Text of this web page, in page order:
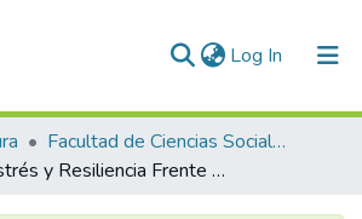
Log In (current)
Facultad de Ciencias Sociales y Humanidades
Estrés y Resiliencia Frente a los Exámenes de Ranking en los Estudiantes de la Pre Catolica, Area de Biomédicas de la Universidad Católica de Santa María. Arequipa, 2012